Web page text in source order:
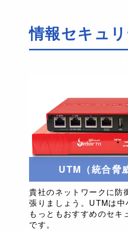
情報セキュ
UTM（統合脅
貴社のネットワークに防
張りましょう。 UTMは中
もっともおすすめのセキ
です。